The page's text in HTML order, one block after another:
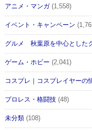
アニメ・マンガ(1,558)
イベント・キャンペーン
グルメ 秋葉原を中心とした
ゲーム・ホビー (2,041)
コスプレ｜コスプレイヤーの
プロレス・格闘技 (48)
未分類 (108)